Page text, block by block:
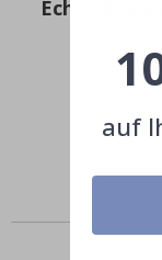
Echte
Teile
auf